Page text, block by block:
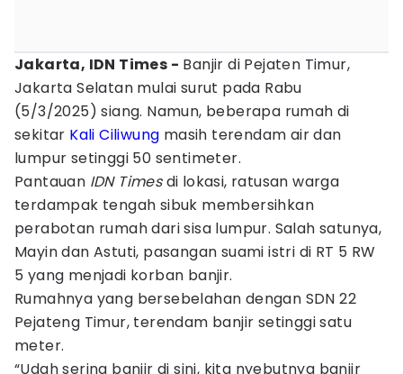
Jakarta, IDN Times - Banjir di Pejaten Timur,
Jakarta Selatan mulai surut pada Rabu
(5/3/2025) siang. Namun, beberapa rumah di
sekitar Kali Ciliwung masih terendam air dan
lumpur setinggi 50 sentimeter.
Pantauan IDN Timesdi lokasi, ratusan warga
terdampak tengah sibuk membersihkan
perabotan rumah dari sisa lumpur. Salah satunya,
Mayin dan Astuti, pasangan suami istri di RT 5 RW
5 yang menjadi korban banjir.
Rumahnya yang bersebelahan dengan SDN 22
Pejateng Timur, terendam banjir setinggi satu
meter.
“Udah sering banjir di sini, kita nyebutnya banjir